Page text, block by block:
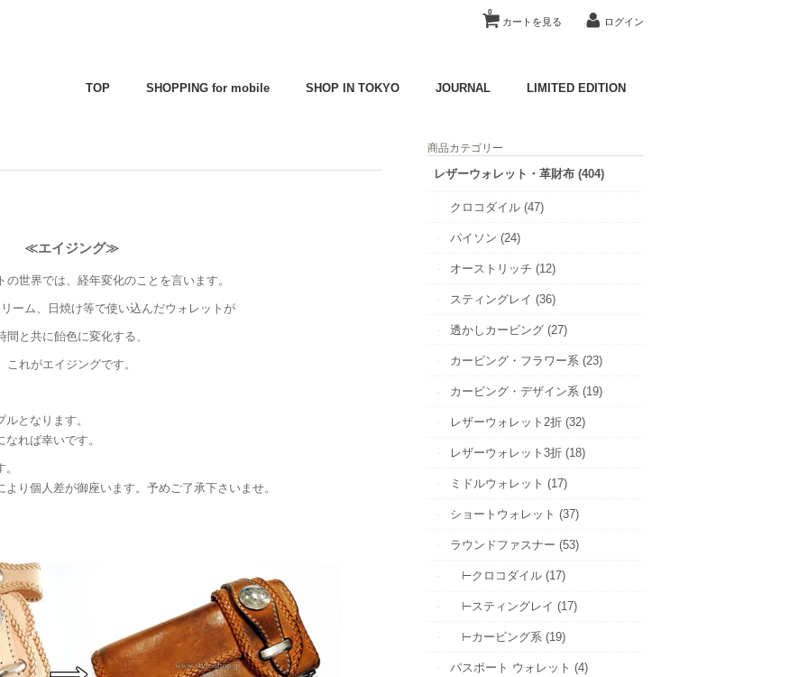
カートを見る
0
ログイン
TOP SHOPPING for mobile SHOP IN TOKYO JOURNAL LIMITED EDITION
≪エイジング≫
の世界では、経年変化のことを言います。
ーム、日焼け等で使い込んだウォレットが
間と共に飴色に変化する、
これがエイジングです。
となります。
れば幸いです。
り個人差が御座います。予めご了承下さいませ。
商品カテゴリー
レザーウォレット・革財布 (404)
クロコダイル (47)
パイソン (24)
オーストリッチ (12)
スティングレイ (36)
透かしカービング (27)
カービング・フラワー系 (23)
カービング・デザイン系 (19)
レザーウォレット2折 (32)
レザーウォレット3折 (18)
ミドルウォレット (17)
ショートウォレット (37)
ラウンドファスナー (53)
⊢クロコダイル (17)
⊢スティングレイ (17)
⊢カービング系 (19)
パスポート ウォレット (4)